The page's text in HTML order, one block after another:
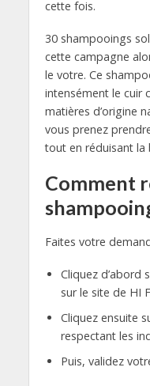
cette fois.
30 shampooings
cette campagne
le votre. Ce
intensément le cuir
matières d’origine
vous prenez
tout en réduisant la
Comment
Faites votre
Cliquez d’abord
sur le site de HI
Cliquez ensuite
respectant les
Puis, validez